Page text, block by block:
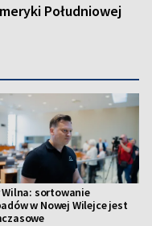
Południowej
Wilna: sortowanie
w Nowej Wilejce jest